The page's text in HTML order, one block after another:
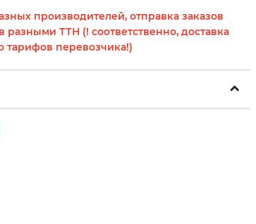
производителей, отправка заказов
разными ТТН (! соответственно, доставка
тарифов перевозчика!)